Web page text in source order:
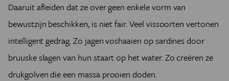
Daaruit afleiden dat ze over geen enkele vorm van
bewustzijn beschikken, is niet fair. Veel vissoorten vertonen
intelligent gedrag. Zo jagen voshaaien op sardines door
bruuske slagen van hun staart op het water. Zo creëren ze
drukgolven die een massa prooien doden.